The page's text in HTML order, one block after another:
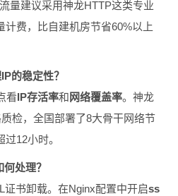
量建议采用神龙HTTP这类专业
计费，比自建机房节省60%以上
的稳定性？
看IP存活率和 网络覆盖率。神龙
检，全国部署了8大骨干网络节
12小时。
处理？
书卸载。在Nginx配置中开启ss